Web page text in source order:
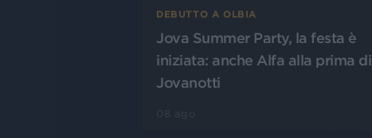
DEBUTTO A OLBIA
Jova Summer Party, la festa è
iniziata: anche Alfa alla prima di
Jovanotti